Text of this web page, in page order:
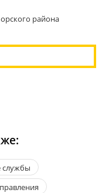
района
службы